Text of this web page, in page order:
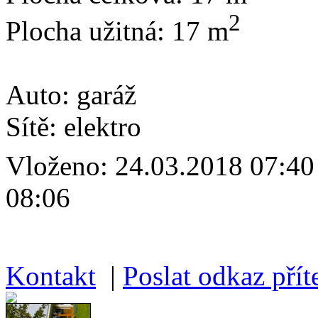
Plocha užitná: 17 m2
Auto: garáž
Sítě: elektro
Vloženo: 24.03.2018
08:06
Kontakt | Poslat odkaz